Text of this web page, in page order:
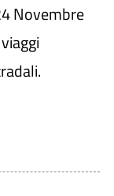
Novembre